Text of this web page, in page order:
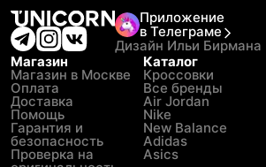
Приложение
в Телеграме
Дизайн Ильи Бирмана
Магазин
Магазин в Москве
Оплата
Доставка
Помощь
Гарантия и
безопасность
Проверка на
Каталог
Кроссовки
Все бренды
Air Jordan
Nike
New Balance
Adidas
Asics